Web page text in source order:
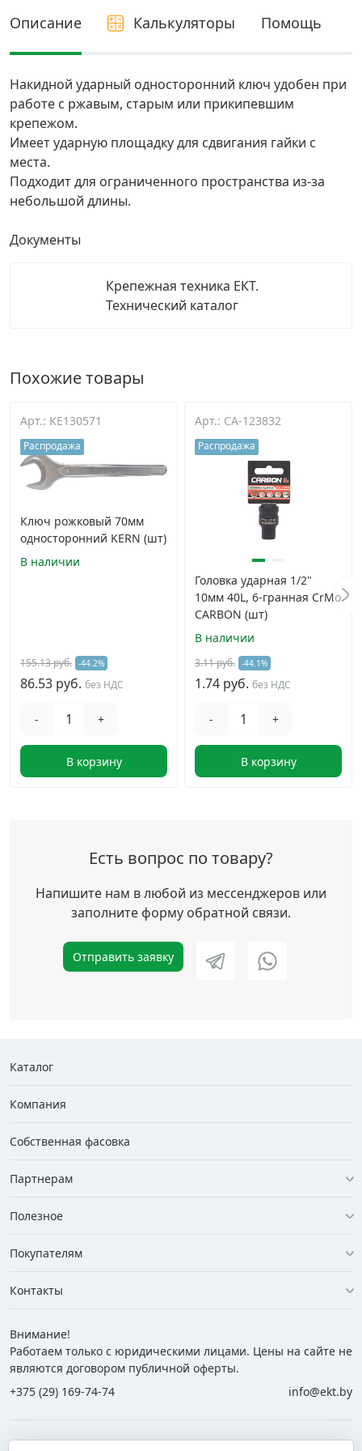
Грузовой крепеж
Комплекты и наборы крепежа ›
Кронштейны и крюки хозяйственные
Перфорированный крепеж
Описание Калькуляторы Помощь
Накидной ударный односторонний ключ удобен при
работе с ржавым, старым или прикипевшим
крепежом.
Имеет ударную площадку для сдвигания гайки с
места.
Подходит для ограниченного пространства из-за
небольшой длины.
Документы
Крепежная техника ЕКТ.
Технический каталог
Похожие товары
Арт.: KE130571
Распродажа
Ключ рожковый 70мм
односторонний KERN (шт)
В наличии
155.13 руб. -44.2%
86.53 руб. без НДС
- +
В корзину
Арт.: CA-123832
Распродажа
Головка ударная 1/2"
10мм 40L, 6-гранная CrMo
CARBON (шт)
В наличии
3.11 руб. -44.1%
1.74 руб. без НДС
- +
В корзину
Есть вопрос по товару?
Напишите нам в любой из мессенджеров или
заполните форму обратной связи.
Отправить заявку
Каталог
Компания
Собственная фасовка
Партнерам
Полезное
Покупателям
Контакты
Внимание!
Работаем только с юридическими лицами. Цены на сайте не
являются договором публичной оферты.
+375 (29) 169-74-74
info@ekt.by